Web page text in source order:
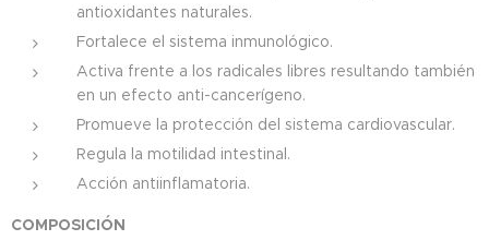
antioxidantes naturales.
Fortalece el sistema inmunológico.
Activa frente a los radicales libres resultando también
en un efecto anti-cancerígeno.
Promueve la protección del sistema cardiovascular.
Regula la motilidad intestinal.
Acción antiinflamatoria.
COMPOSICIÓN